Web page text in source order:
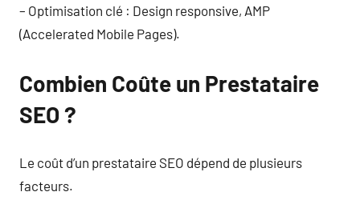
– Optimisation clé : Design responsive, AMP
(Accelerated Mobile Pages).
Combien Coûte un Prestataire
SEO ?
Le coût d’un prestataire SEO dépend de plusieurs
facteurs.